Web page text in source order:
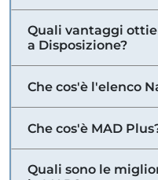
Quali vantaggi
a Disposizione?
Che cos'è l'elenco
Che cos'è MAD
Quali sono le